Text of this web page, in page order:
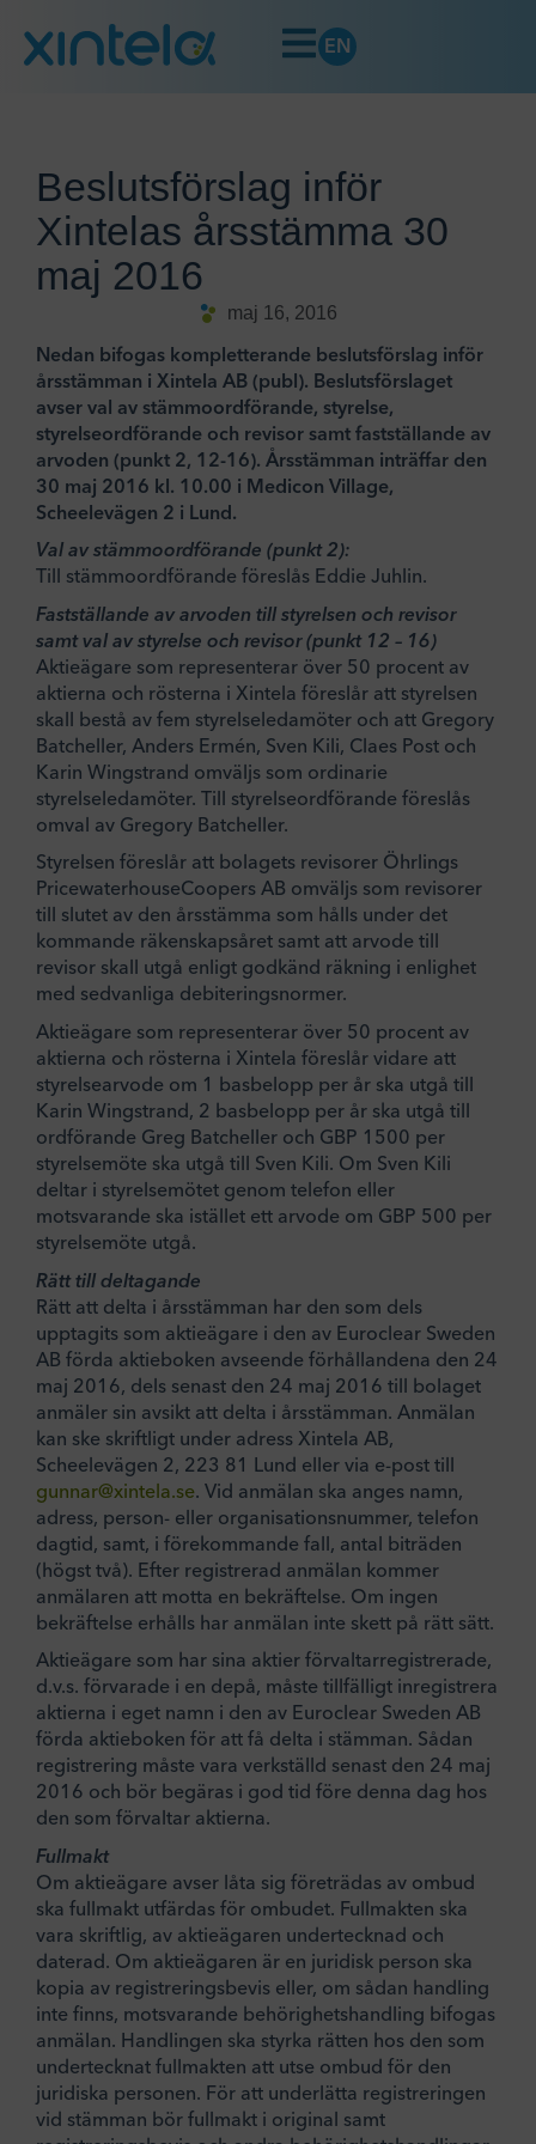
EN
Beslutsförslag inför
Xintelas årsstämma 30
maj 2016
maj 16, 2016
Nedan bifogas kompletterande beslutsförslag inför
årsstämman i Xintela AB (publ). Beslutsförslaget
avser val av stämmoordförande, styrelse,
styrelseordförande och revisor samt fastställande av
arvoden (punkt 2, 12-16). Årsstämman inträffar den
30 maj 2016 kl. 10.00 i Medicon Village,
Scheelevägen 2 i Lund.
Val av stämmoordförande (punkt 2):
Till stämmoordförande föreslås Eddie Juhlin.
Fastställande av arvoden till styrelsen och revisor
samt val av styrelse och revisor (punkt 12 – 16)
Aktieägare som representerar över 50 procent av
aktierna och rösterna i Xintela föreslår att styrelsen
skall bestå av fem styrelseledamöter och att Gregory
Batcheller, Anders Ermén, Sven Kili, Claes Post och
Karin Wingstrand omväljs som ordinarie
styrelseledamöter. Till styrelseordförande föreslås
omval av Gregory Batcheller.
Styrelsen föreslår att bolagets revisorer Öhrlings
PricewaterhouseCoopers AB omväljs som revisorer
till slutet av den årsstämma som hålls under det
kommande räkenskapsåret samt att arvode till
revisor skall utgå enligt godkänd räkning i enlighet
med sedvanliga debiteringsnormer.
Aktieägare som representerar över 50 procent av
aktierna och rösterna i Xintela föreslår vidare att
styrelsearvode om 1 basbelopp per år ska utgå till
Karin Wingstrand, 2 basbelopp per år ska utgå till
ordförande Greg Batcheller och GBP 1500 per
styrelsemöte ska utgå till Sven Kili. Om Sven Kili
deltar i styrelsemötet genom telefon eller
motsvarande ska istället ett arvode om GBP 500 per
styrelsemöte utgå.
Rätt till deltagande
Rätt att delta i årsstämman har den som dels
upptagits som aktieägare i den av Euroclear Sweden
AB förda aktieboken avseende förhållandena den 24
maj 2016, dels senast den 24 maj 2016 till bolaget
anmäler sin avsikt att delta i årsstämman. Anmälan
kan ske skriftligt under adress Xintela AB,
Scheelevägen 2, 223 81 Lund eller via e-post till
gunnar@xintela.se. Vid anmälan ska anges namn,
adress, person- eller organisationsnummer, telefon
dagtid, samt, i förekommande fall, antal biträden
(högst två). Efter registrerad anmälan kommer
anmälaren att motta en bekräftelse. Om ingen
bekräftelse erhålls har anmälan inte skett på rätt sätt.
Aktieägare som har sina aktier förvaltarregistrerade,
d.v.s. förvarade i en depå, måste tillfälligt inregistrera
aktierna i eget namn i den av Euroclear Sweden AB
förda aktieboken för att få delta i stämman. Sådan
registrering måste vara verkställd senast den 24 maj
2016 och bör begäras i god tid före denna dag hos
den som förvaltar aktierna.
Fullmakt
Om aktieägare avser låta sig företrädas av ombud
ska fullmakt utfärdas för ombudet. Fullmakten ska
vara skriftlig, av aktieägaren undertecknad och
daterad. Om aktieägaren är en juridisk person ska
kopia av registreringsbevis eller, om sådan handling
inte finns, motsvarande behörighetshandling bifogas
anmälan. Handlingen ska styrka rätten hos den som
undertecknat fullmakten att utse ombud för den
juridiska personen. För att underlätta registreringen
vid stämman bör fullmakt i original samt